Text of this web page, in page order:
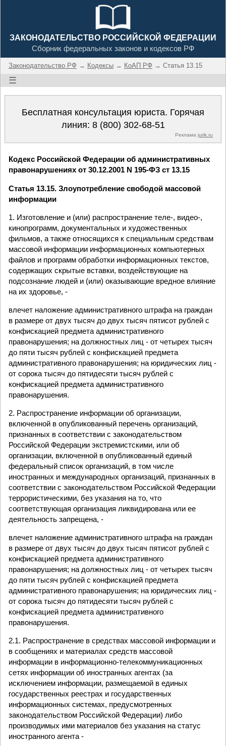
ЗАКОНОДАТЕЛЬСТВО РОССИЙСКОЙ ФЕДЕРАЦИИ
Сборник федеральных законов и кодексов РФ
Законодательство РФ → Кодексы → КоАП РФ → Статья 13.15
☰
Бесплатная консультация юриста. Горячая
линия: 8 (800) 302-68-51
Реклама jurik.ru
Кодекс Российской Федерации об административных
правонарушениях от 30.12.2001 N 195-ФЗ ст 13.15
Статья 13.15. Злоупотребление свободой массовой
информации
1. Изготовление и (или) распространение теле-, видео-,
кинопрограмм, документальных и художественных
фильмов, а также относящихся к специальным средствам
массовой информации информационных компьютерных
файлов и программ обработки информационных текстов,
содержащих скрытые вставки, воздействующие на
подсознание людей и (или) оказывающие вредное влияние
на их здоровье, -
влечет наложение административного штрафа на граждан
в размере от двух тысяч до двух тысяч пятисот рублей с
конфискацией предмета административного
правонарушения; на должностных лиц - от четырех тысяч
до пяти тысяч рублей с конфискацией предмета
административного правонарушения; на юридических лиц -
от сорока тысяч до пятидесяти тысяч рублей с
конфискацией предмета административного
правонарушения.
2. Распространение информации об организации,
включенной в опубликованный перечень организаций,
признанных в соответствии с законодательством
Российской Федерации экстремистскими, или об
организации, включенной в опубликованный единый
федеральный список организаций, в том числе
иностранных и международных организаций, признанных в
соответствии с законодательством Российской Федерации
террористическими, без указания на то, что
соответствующая организация ликвидирована или ее
деятельность запрещена, -
влечет наложение административного штрафа на граждан
в размере от двух тысяч до двух тысяч пятисот рублей с
конфискацией предмета административного
правонарушения; на должностных лиц - от четырех тысяч
до пяти тысяч рублей с конфискацией предмета
административного правонарушения; на юридических лиц -
от сорока тысяч до пятидесяти тысяч рублей с
конфискацией предмета административного
правонарушения.
2.1. Распространение в средствах массовой информации и
в сообщениях и материалах средств массовой
информации в информационно-телекоммуникационных
сетях информации об иностранных агентах (за
исключением информации, размещаемой в единых
государственных реестрах и государственных
информационных системах, предусмотренных
законодательством Российской Федерации) либо
производимых ими материалов без указания на статус
иностранного агента -